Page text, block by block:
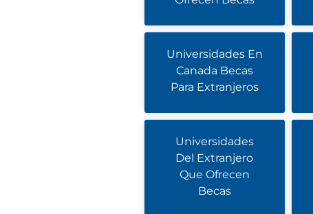
Universidades En
Canada Becas
Para Extranjeros
Universidades
Del Extranjero
Que Ofrecen
Becas